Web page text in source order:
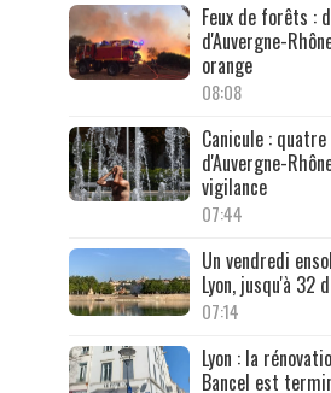
Feux de forêts :
d'Auvergne-
orange
08:08
Canicule :
d'Auvergne-
vigilance
07:44
Un vendredi
Lyon, jusqu'à 32
07:14
Lyon : la
Bancel est